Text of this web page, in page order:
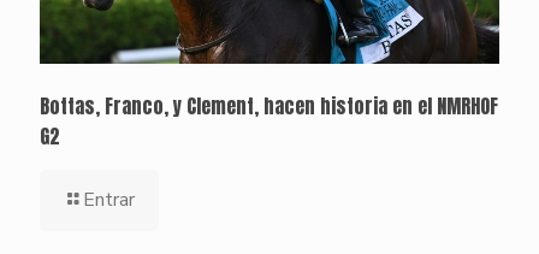
Bottas, Franco, y Clement, hacen historia en el NMRHOF
G2
Entrar